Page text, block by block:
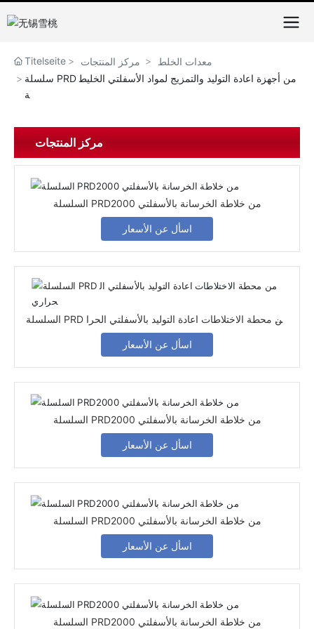
Titelseite مركز المنتجات
معدات الخلط
سلسلة PRD من أجهزة اعادة التوليد والتمزيج لمواد الأسفلتي الخليط
ة
مركز المنتجات
السلسلة PRD2000 من خلاطة الخرسانة بالأسفلتي
اسأل عن الأسعار
السلسلة PRD من محطة الاختلاطات اعادة التوليد بالأسفلتي الحرا
ري
اسأل عن الأسعار
السلسلة PRD2000 من خلاطة الخرسانة بالأسفلتي
اسأل عن الأسعار
السلسلة PRD2000 من خلاطة الخرسانة بالأسفلتي
اسأل عن الأسعار
السلسلة PRD2000 من خلاطة الخرسانة بالأسفلتي